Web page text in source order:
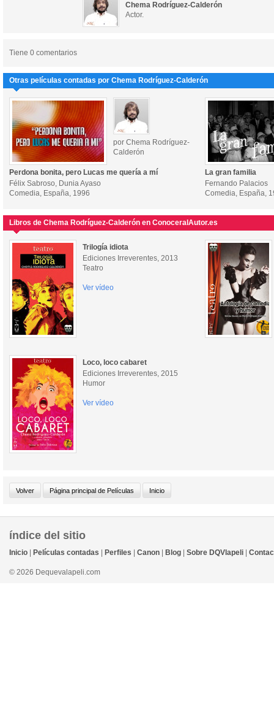
Chema Rodríguez-Calderón
Actor.
Tiene 0 comentarios
Otras películas contadas por Chema Rodríguez-Calderón
por Chema Rodríguez-
Calderón
Perdona bonita, pero Lucas me quería a mí
Félix Sabroso, Dunia Ayaso
Comedia, España, 1996
La gran familia
Fernando Palacios
Comedia, España,
Libros de Chema Rodríguez-Calderón en ConoceralAutor.es
Trilogía idiota
Ediciones Irreverentes, 2013
Teatro
Ver vídeo
Loco, loco cabaret
Ediciones Irreverentes, 2015
Humor
Ver vídeo
índice del sitio
Inicio Películas contadas Perfiles Canon Blog Sobre DQVlapeli
© 2026 Dequevalapeli.com